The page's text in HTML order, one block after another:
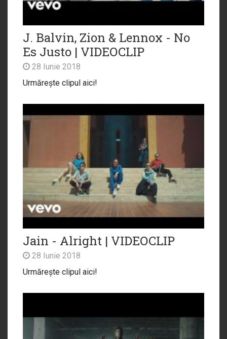
J. Balvin, Zion & Lennox - No
Es Justo | VIDEOCLIP
28 Iunie 2018
Urmărește clipul aici!
Jain - Alright | VIDEOCLIP
28 Iunie 2018
Urmărește clipul aici!